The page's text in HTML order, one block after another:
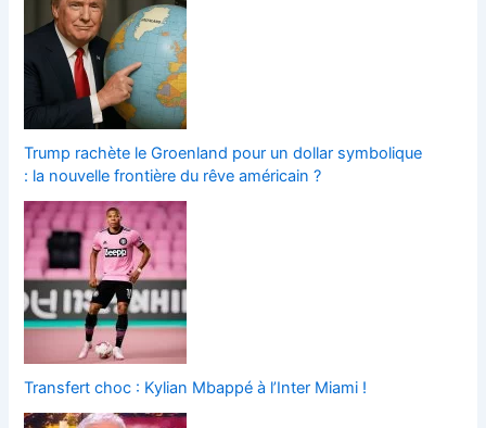
Trump rachète le Groenland pour un dollar symbolique
: la nouvelle frontière du rêve américain ?
Transfert choc : Kylian Mbappé à l’Inter Miami !